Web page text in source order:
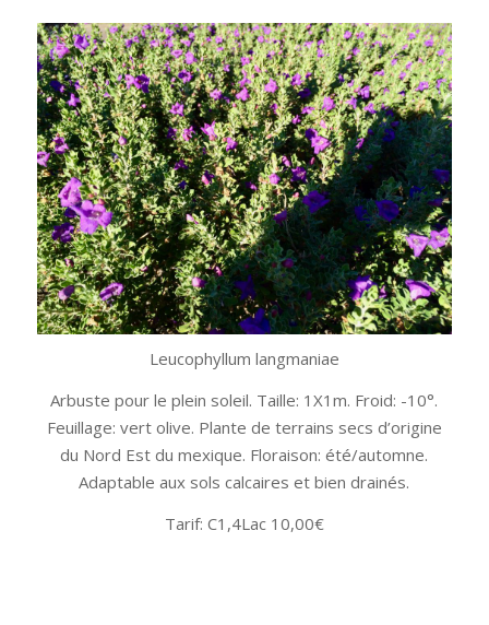
Leucophyllum langmaniae
Arbuste pour le plein soleil. Taille: 1X1m. Froid: -10°.
Feuillage: vert olive. Plante de terrains secs d’origine
du Nord Est du mexique. Floraison: été/automne.
Adaptable aux sols calcaires et bien drainés.
Tarif: C1,4Lac 10,00€